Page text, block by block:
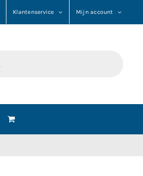
Klantenservice Mijn account